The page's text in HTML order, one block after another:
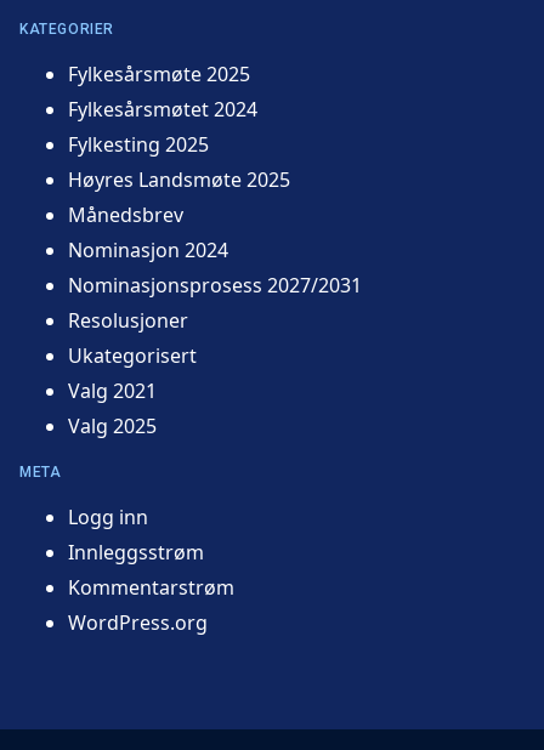
KATEGORIER
Fylkesårsmøte 2025
Fylkesårsmøtet 2024
Fylkesting 2025
Høyres Landsmøte 2025
Månedsbrev
Nominasjon 2024
Nominasjonsprosess 2027/2031
Resolusjoner
Ukategorisert
Valg 2021
Valg 2025
META
Logg inn
Innleggsstrøm
Kommentarstrøm
WordPress.org